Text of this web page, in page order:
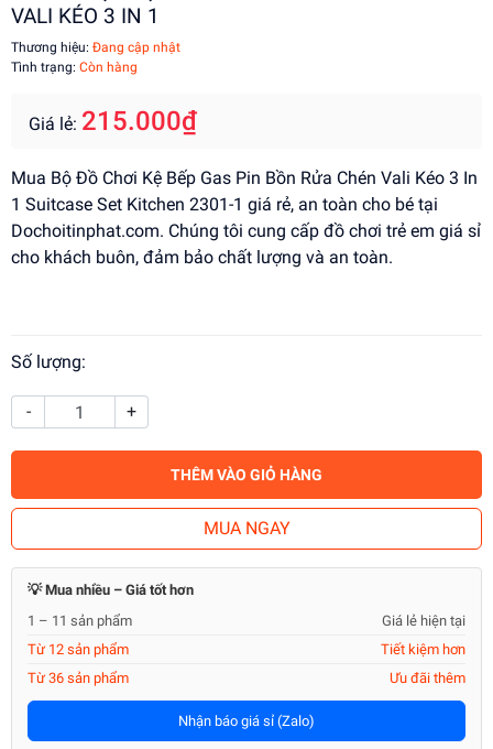
VALI KÉO 3 IN 1
Thương hiệu: Đang cập nhật
Tình trạng: Còn hàng
Giá lẻ: 215.000₫
Mua Bộ Đồ Chơi Kệ Bếp Gas Pin Bồn Rửa Chén Vali Kéo 3 In
1 Suitcase Set Kitchen 2301-1 giá rẻ, an toàn cho bé tại
Dochoitinphat.com. Chúng tôi cung cấp đồ chơi trẻ em giá sỉ
cho khách buôn, đảm bảo chất lượng và an toàn.
Số lượng:
- +
THÊM VÀO GIỎ HÀNG
MUA NGAY
💡 Mua nhiều – Giá tốt hơn
1 – 11 sản phẩm
Giá lẻ hiện tại
Từ 12 sản phẩm
Tiết kiệm hơn
Từ 36 sản phẩm
Ưu đãi thêm
Nhận báo giá sỉ (Zalo)